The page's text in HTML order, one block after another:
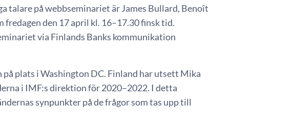
talare på webbseminariet är James Bullard, Benoît
den 17 april kl. 16–17.30 finsk tid.
via Finlands Banks kommunikation
plats i Washington DC. Finland har utsett Mika
i IMF:s direktion för 2020–2022. I detta
synpunkter på de frågor som tas upp till